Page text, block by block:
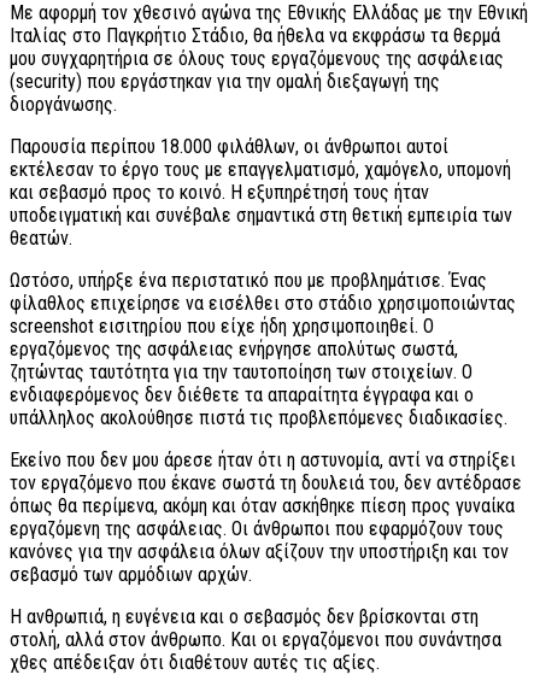
Με αφορμή τον χθεσινό αγώνα της Εθνικής Ελλάδας με την Εθνική
Ιταλίας στο Παγκρήτιο Στάδιο, θα ήθελα να εκφράσω τα θερμά
μου συγχαρητήρια σε όλους τους εργαζόμενους της ασφάλειας
(security) που εργάστηκαν για την ομαλή διεξαγωγή της
διοργάνωσης.
Παρουσία περίπου 18.000 φιλάθλων, οι άνθρωποι αυτοί
εκτέλεσαν το έργο τους με επαγγελματισμό, χαμόγελο, υπομονή
και σεβασμό προς το κοινό. Η εξυπηρέτησή τους ήταν
υποδειγματική και συνέβαλε σημαντικά στη θετική εμπειρία των
θεατών.
Ωστόσο, υπήρξε ένα περιστατικό που με προβλημάτισε. Ένας
φίλαθλος επιχείρησε να εισέλθει στο στάδιο χρησιμοποιώντας
screenshot εισιτηρίου που είχε ήδη χρησιμοποιηθεί. Ο
εργαζόμενος της ασφάλειας ενήργησε απολύτως σωστά,
ζητώντας ταυτότητα για την ταυτοποίηση των στοιχείων. Ο
ενδιαφερόμενος δεν διέθετε τα απαραίτητα έγγραφα και ο
υπάλληλος ακολούθησε πιστά τις προβλεπόμενες διαδικασίες.
Εκείνο που δεν μου άρεσε ήταν ότι η αστυνομία, αντί να στηρίξει
τον εργαζόμενο που έκανε σωστά τη δουλειά του, δεν αντέδρασε
όπως θα περίμενα, ακόμη και όταν ασκήθηκε πίεση προς γυναίκα
εργαζόμενη της ασφάλειας. Οι άνθρωποι που εφαρμόζουν τους
κανόνες για την ασφάλεια όλων αξίζουν την υποστήριξη και τον
σεβασμό των αρμόδιων αρχών.
Η ανθρωπιά, η ευγένεια και ο σεβασμός δεν βρίσκονται στη
στολή, αλλά στον άνθρωπο. Και οι εργαζόμενοι που συνάντησα
χθες απέδειξαν ότι διαθέτουν αυτές τις αξίες.